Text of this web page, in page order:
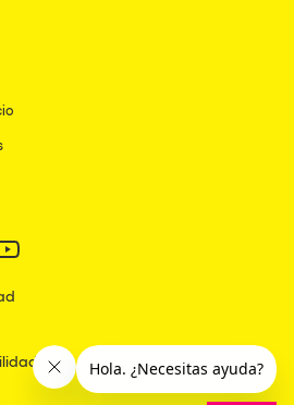
instagram
en twitter
en linkedin
en youtube